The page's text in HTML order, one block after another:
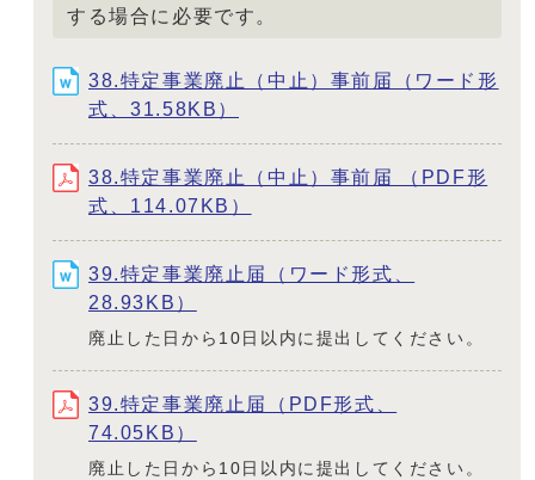
する場合に必要です。
38.特定事業廃止（中止）事前届（ワード形
式、31.58KB）
38.特定事業廃止（中止）事前届 （PDF形
式、114.07KB）
39.特定事業廃止届（ワード形式、
28.93KB）
廃止した日から10日以内に提出してください。
39.特定事業廃止届（PDF形式、
74.05KB）
廃止した日から10日以内に提出してください。